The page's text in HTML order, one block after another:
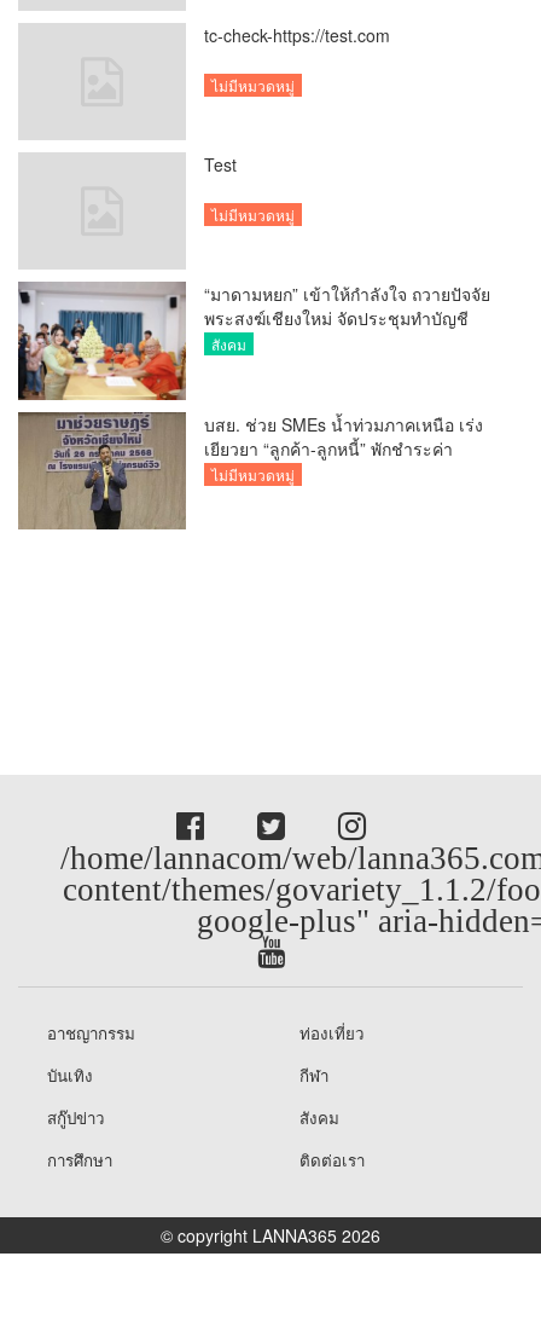
tc-check-https://test.com
ไม่มีหมวดหมู่
Test
ไม่มีหมวดหมู่
“มาดามหยก” เข้าให้กำลังใจ ถวายปัจจัย
พระสงฆ์เชียงใหม่ จัดประชุมทำบัญชี
รายรับรายจ่ายของวัด กว่า 300 รูป ที่วัด
สังคม
บสย. ช่วย SMEs น้ำท่วมภาคเหนือ เร่ง
เยียวยา “ลูกค้า-ลูกหนี้” พักชำระค่า
ธรรมเนียม-ค่างวด
ไม่มีหมวดหมู่
/home/lannacom/web/
content/themes/govariety_1.1.2/
google-plus" aria-
อาชญากรรม
ท่องเที่ยว
บันเทิง
กีฬา
สกู๊ปข่าว
สังคม
การศึกษา
ติดต่อเรา
© copyright LANNA365 2026